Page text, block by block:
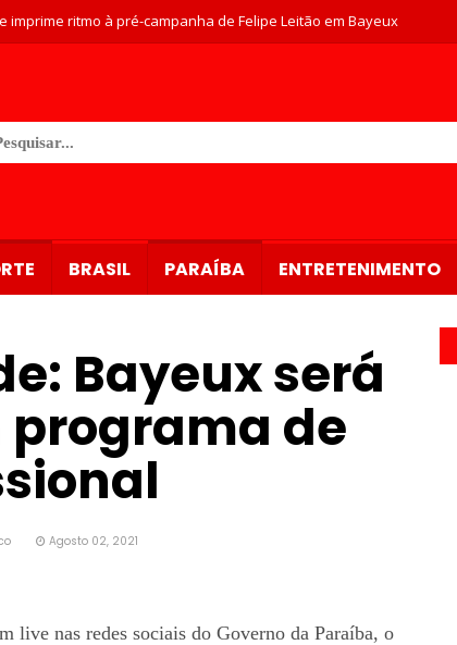
imprime ritmo à pré-campanha de Felipe Leitão em Bayeux
BRASIL PARAÍBA ENTRETENIMENTO
Bayeux será
de
Agosto 02, 2021
live nas redes sociais do Governo da Paraíba, o